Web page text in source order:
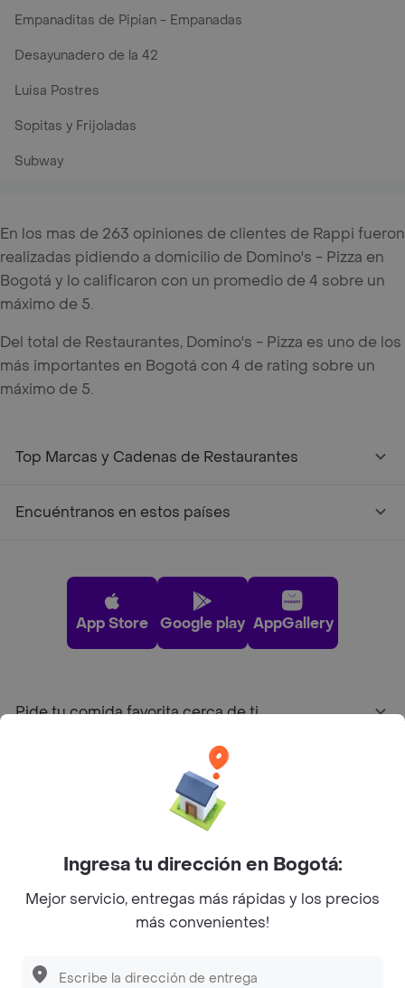
Empanaditas de Pipian - Empanadas
Desayunadero de la 42
Luisa Postres
Sopitas y Frijoladas
Subway
En los mas de 263 opiniones de clientes de Rappi fueron
realizadas pidiendo a domicilio de Domino's - Pizza en
Bogotá y lo calificaron con un promedio de 4 sobre un
máximo de 5.
Del total de Restaurantes, Domino's - Pizza es uno de los
más importantes en Bogotá con 4 de rating sobre un
máximo de 5.
Top Marcas y Cadenas de Restaurantes
Encuéntranos en estos países
App Store Google play AppGallery
Pide tu comida favorita cerca de ti
Sobre Rappi
Facebook
Twitter
Instagram
©2026Rappi Inc. All rights reserved.
Ingresa tu dirección en Bogotá:
Mejor servicio, entregas más rápidas y los precios
más convenientes!